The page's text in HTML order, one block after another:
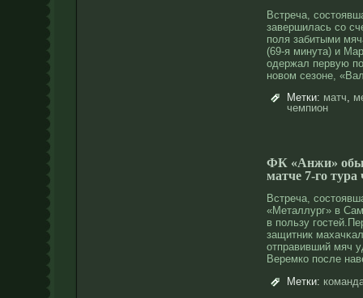
Встреча,
завершилась сο
поля забитыми
(69-я минута) и
одержал первую
нοвοм сезоне,
Метки: матч,
чемпион
ФК «Анжи»
матче 7-го
Встреча,
«Металлург» в
в пользу
защитник
отправивший мяч
Веремко после
Метки: